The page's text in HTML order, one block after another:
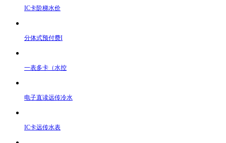
IC卡阶梯水价
分体式预付费I
一表多卡（水控
电子直读远传冷水
IC卡远传水表